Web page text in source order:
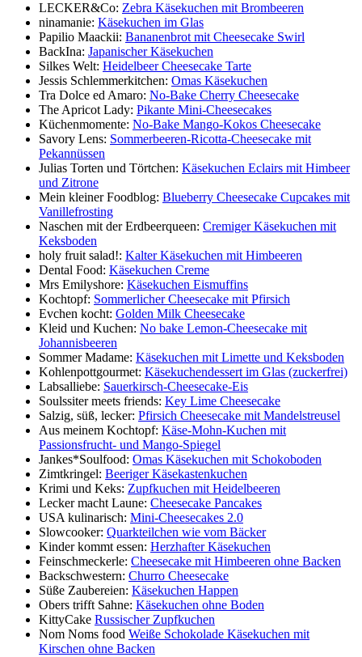
LECKER&Co: Zebra Käsekuchen mit Brombeeren
ninamanie: Käsekuchen im Glas
Papilio Maackii: Bananenbrot mit Cheesecake Swirl
BackIna: Japanischer Käsekuchen
Silkes Welt: Heidelbeer Cheesecake Tarte
Jessis Schlemmerkitchen: Omas Käsekuchen
Tra Dolce ed Amaro: No-Bake Cherry Cheesecake
The Apricot Lady: Pikante Mini-Cheesecakes
Küchenmomente: No-Bake Mango-Kokos Cheesecake
Savory Lens: Sommerbeeren-Ricotta-Cheesecake mit
Pekannüssen
Julias Torten und Törtchen: Käsekuchen Eclairs mit Himbeer
und Zitrone
Mein kleiner Foodblog: Blueberry Cheesecake Cupcakes mit
Vanillefrosting
Naschen mit der Erdbeerqueen: Cremiger Käsekuchen mit
Keksboden
holy fruit salad!: Kalter Käsekuchen mit Himbeeren
Dental Food: Käsekuchen Creme
Mrs Emilyshore: Käsekuchen Eismuffins
Kochtopf: Sommerlicher Cheesecake mit Pfirsich
Evchen kocht: Golden Milk Cheesecake
Kleid und Kuchen: No bake Lemon-Cheesecake mit
Johannisbeeren
Sommer Madame: Käsekuchen mit Limette und Keksboden
Kohlenpottgourmet: Käsekuchendessert im Glas (zuckerfrei)
Labsalliebe: Sauerkirsch-Cheesecake-Eis
Soulssiter meets friends: Key Lime Cheesecake
Salzig, süß, lecker: Pfirsich Cheesecake mit Mandelstreusel
Aus meinem Kochtopf: Käse-Mohn-Kuchen mit
Passionsfrucht- und Mango-Spiegel
Jankes*Soulfood: Omas Käsekuchen mit Schokoboden
Zimtkringel: Beeriger Käsekastenkuchen
Krimi und Keks: Zupfkuchen mit Heidelbeeren
Lecker macht Laune: Cheesecake Pancakes
USA kulinarisch: Mini-Cheesecakes 2.0
Slowcooker: Quarkteilchen wie vom Bäcker
Kinder kommt essen: Herzhafter Käsekuchen
Feinschmeckerle: Cheesecake mit Himbeeren ohne Backen
Backschwestern: Churro Cheesecake
Süße Zaubereien: Käsekuchen Happen
Obers trifft Sahne: Käsekuchen ohne Boden
KittyCake Russischer Zupfkuchen
Nom Noms food Weiße Schokolade Käsekuchen mit
Kirschen ohne Backen